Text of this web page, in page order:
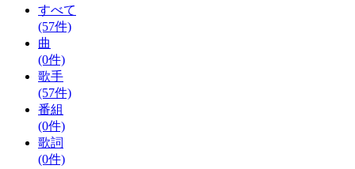
すべて
(57件)
曲
(0件)
歌手
(57件)
番組
(0件)
歌詞
(0件)